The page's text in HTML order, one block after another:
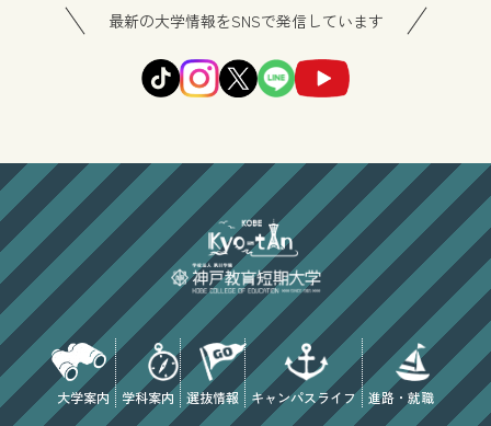
最新の大学情報をSNSで発信しています
大学案内 学科案内 選抜情報 キャンパスライフ 進路・就職